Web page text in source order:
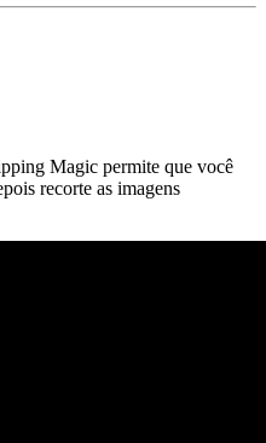
Magic permite que você
recorte as imagens